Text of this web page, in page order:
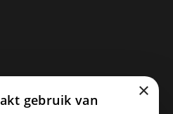
×
gebruik van